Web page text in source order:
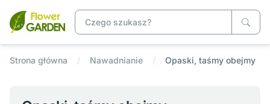
Strona główna Nawadnianie Opaski, taśmy obejmy